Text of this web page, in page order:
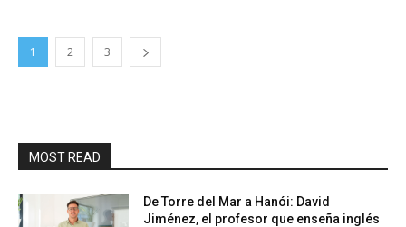
1 2 3
MOST READ
De Torre del Mar a Hanói: David
Jiménez, el profesor que enseña inglés